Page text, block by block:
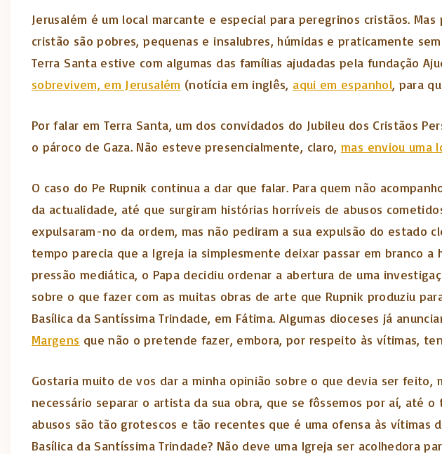
Jerusalém é um local marcante e especial para peregrinos cristãos.
cristão são pobres, pequenas e insalubres, húmidas e praticamente
Terra Santa estive com algumas das famílias ajudadas pela fundação
sobrevivem, em Jerusalém (notícia em inglês, aqui em espanhol, para
Por falar em Terra Santa, um dos convidados do Jubileu dos Cristãos
o pároco de Gaza. Não esteve presencialmente, claro,mas enviou uma
O caso do Pe Rupnik continua a dar que falar. Para quem não
da actualidade, até que surgiram histórias horríveis de abusos
expulsaram-no da ordem, mas não pediram a sua expulsão do estado
tempo parecia que a Igreja ia simplesmente deixar passar em branco
pressão mediática, o Papa decidiu ordenar a abertura de uma
sobre o que fazer com as muitas obras de arte que Rupnik produziu
Basílica da Santíssima Trindade, em Fátima. Algumas dioceses já
Margens que não o pretende fazer, embora, por respeito às vítimas,
Gostaria muito de vos dar a minha opinião sobre o que devia ser feito,
necessário separar o artista da sua obra, que se fôssemos por aí, até
abusos são tão grotescos e tão recentes que é uma ofensa às vítimas
Basílica da Santíssima Trindade? Não deve uma Igreja ser acolhedora